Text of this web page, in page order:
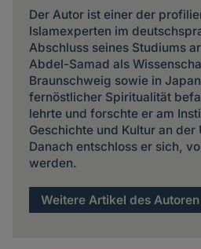
Der Autor ist einer der
Islamexperten im
Abschluss seines Studiums
Abdel-Samad als
Braunschweig sowie in
fernöstlicher Spiritualität
lehrte und forschte er am
Geschichte und Kultur an
Danach entschloss er sich,
werden.
Weitere Artikel des Autoren